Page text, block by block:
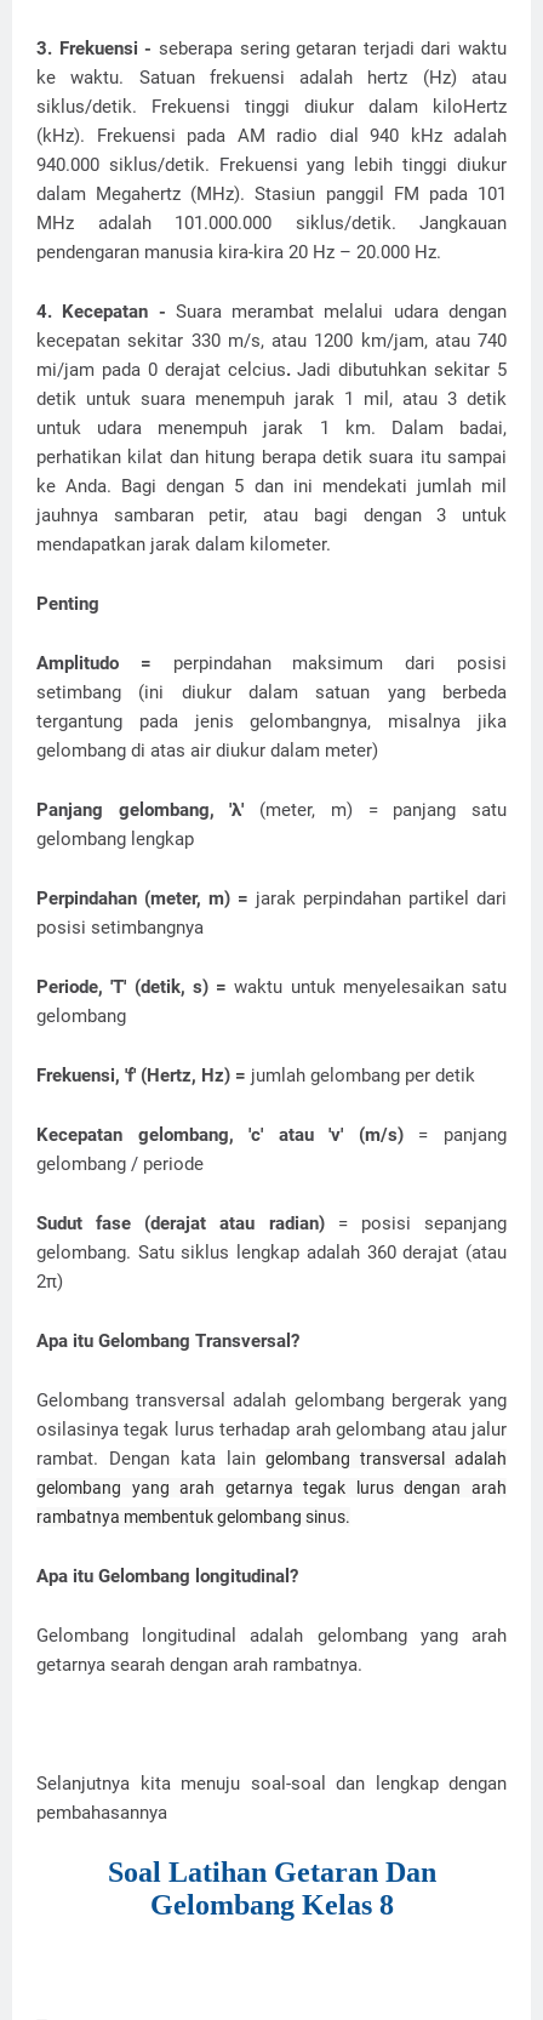
3. Frekuensi - seberapa sering getaran terjadi dari waktu
ke waktu. Satuan frekuensi adalah hertz (Hz) atau
siklus/detik. Frekuensi tinggi diukur dalam kiloHertz
(kHz). Frekuensi pada AM radio dial 940 kHz adalah
940.000 siklus/detik. Frekuensi yang lebih tinggi diukur
dalam Megahertz (MHz). Stasiun panggil FM pada 101
MHz adalah 101.000.000 siklus/detik. Jangkauan
pendengaran manusia kira-kira 20 Hz – 20.000 Hz.
4. Kecepatan - Suara merambat melalui udara dengan
kecepatan sekitar 330 m/s, atau 1200 km/jam, atau 740
mi/jam pada 0 derajat celcius.Jadi dibutuhkan sekitar 5
detik untuk suara menempuh jarak 1 mil, atau 3 detik
untuk udara menempuh jarak 1 km. Dalam badai,
perhatikan kilat dan hitung berapa detik suara itu sampai
ke Anda. Bagi dengan 5 dan ini mendekati jumlah mil
jauhnya sambaran petir, atau bagi dengan 3 untuk
mendapatkan jarak dalam kilometer.
Penting
Amplitudo = perpindahan maksimum dari posisi
setimbang (ini diukur dalam satuan yang berbeda
tergantung pada jenis gelombangnya, misalnya jika
gelombang di atas air diukur dalam meter)
Panjang gelombang, 'λ' (meter, m) = panjang satu
gelombang lengkap
Perpindahan (meter, m) = jarak perpindahan partikel dari
posisi setimbangnya
Periode, 'T' (detik, s) =waktu untuk menyelesaikan satu
gelombang
Frekuensi, 'f' (Hertz, Hz) = jumlah gelombang per detik
Kecepatan gelombang, 'c' atau 'v' (m/s)= panjang
gelombang / periode
Sudut fase (derajat atau radian) = posisi sepanjang
gelombang. Satu siklus lengkap adalah 360 derajat (atau
2π)
Apa itu Gelombang Transversal?
Gelombang transversal adalah gelombang bergerak yang
osilasinya tegak lurus terhadap arah gelombang atau jalur
rambat. Dengan kata laingelombang transversal adalah
gelombang yang arah getarnya tegak lurus dengan arah
rambatnya membentuk gelombang sinus.
Apa itu Gelombang longitudinal?
Gelombang longitudinal adalah gelombang yang arah
getarnya searah dengan arah rambatnya.
Selanjutnya kita menuju soal-soal dan lengkap dengan
pembahasannya
Soal Latihan Getaran Dan
Gelombang Kelas 8